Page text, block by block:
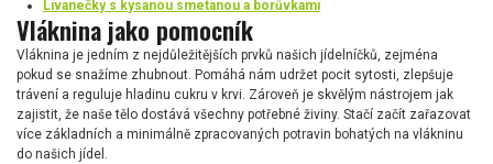
Lívanečky s kysanou smetanou a borůvkami
Vláknina jako pomocník
Vláknina je jedním z nejdůležitějších prvků našich jídelníčků, zejména
pokud se snažíme zhubnout. Pomáhá nám udržet pocit sytosti, zlepšuje
trávení a reguluje hladinu cukru v krvi. Zároveň je skvělým nástrojem jak
zajistit, že naše tělo dostává všechny potřebné živiny. Stačí začít zařazovat
více základních a minimálně zpracovaných potravin bohatých na vlákninu
do našich jídel.